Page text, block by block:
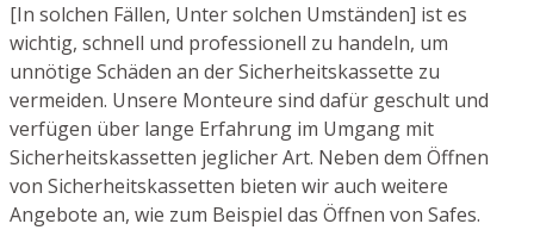
[In solchen Fällen, Unter solchen Umständen] ist es
wichtig, schnell und professionell zu handeln, um
unnötige Schäden an der Sicherheitskassette zu
vermeiden. Unsere Monteure sind dafür geschult und
verfügen über lange Erfahrung im Umgang mit
Sicherheitskassetten jeglicher Art. Neben dem Öffnen
von Sicherheitskassetten bieten wir auch weitere
Angebote an, wie zum Beispiel das Öffnen von Safes.